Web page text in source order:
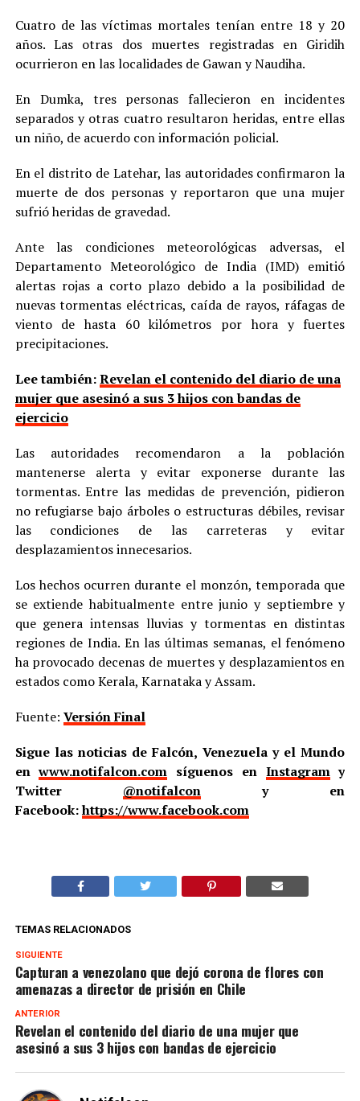
Cuatro de las víctimas mortales tenían entre 18 y 20
años. Las otras dos muertes registradas en Giridih
ocurrieron en las localidades de Gawan y Naudiha.
En Dumka, tres personas fallecieron en incidentes
separados y otras cuatro resultaron heridas, entre ellas
un niño, de acuerdo con información policial.
En el distrito de Latehar, las autoridades confirmaron la
muerte de dos personas y reportaron que una mujer
sufrió heridas de gravedad.
Ante las condiciones meteorológicas adversas, el
Departamento Meteorológico de India (IMD) emitió
alertas rojas a corto plazo debido a la posibilidad de
nuevas tormentas eléctricas, caída de rayos, ráfagas de
viento de hasta 60 kilómetros por hora y fuertes
precipitaciones.
Lee también:Revelan el contenido del diario de una
mujer que asesinó a sus 3 hijos con bandas de
ejercicio
Las autoridades recomendaron a la población
mantenerse alerta y evitar exponerse durante las
tormentas. Entre las medidas de prevención, pidieron
no refugiarse bajo árboles o estructuras débiles, revisar
las condiciones de las carreteras y evitar
desplazamientos innecesarios.
Los hechos ocurren durante el monzón, temporada que
se extiende habitualmente entre junio y septiembre y
que genera intensas lluvias y tormentas en distintas
regiones de India. En las últimas semanas, el fenómeno
ha provocado decenas de muertes y desplazamientos en
estados como Kerala, Karnataka y Assam.
Fuente: Versión Final
Sigue las noticias de Falcón, Venezuela y el Mundo
enwww.notifalcon.com síguenos en Instagramy
Twitter @notifalcony en
Facebook:https://www.facebook.com
TEMAS RELACIONADOS
SIGUIENTE
Capturan a venezolano que dejó corona de flores con
amenazas a director de prisión en Chile
ANTERIOR
Revelan el contenido del diario de una mujer que
asesinó a sus 3 hijos con bandas de ejercicio